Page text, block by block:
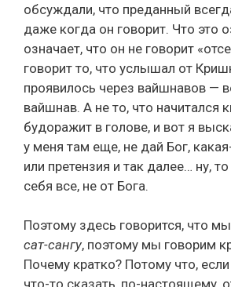
обсуждали, что преданный
даже когда он говорит. Что это
означает, что он не говорит
говорит то, что услышал от
проявилось через вайшнавов —
вайшнав. А не то, что начитался
будоражит в голове, и вот я
у меня там еще, не дай Бог,
или претензия и так далее… ну,
себя все, не от Бога.
Поэтому здесь говорится, что
сат-сангу, поэтому мы говорим
Почему кратко? Потому что,